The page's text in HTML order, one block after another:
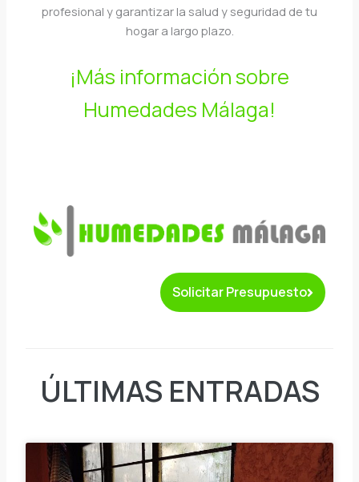
profesional y garantizar la salud y seguridad de tu
hogar a largo plazo.
¡Más información sobre
Humedades Málaga!
Solicitar Presupuesto
ÚLTIMAS ENTRADAS